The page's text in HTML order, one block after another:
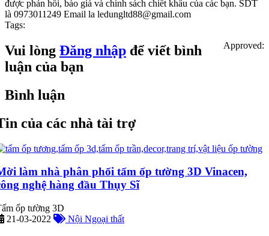
được phản hồi, báo giá và chính sách chiết khấu của các bạn. SDT
là 0973011249 Email la ledungltd88@gmail.com
Tags:
Approved:
Vui lòng Đăng nhập để viết bình
luận của bạn
Bình luận
của các nhà tài trợ
làm nhà phân phối tấm ốp tường 3D Vinacen,
nghệ hàng đầu Thụy Sĩ
ốp tường 3D
21-03-2022
Nội Ngoại thất